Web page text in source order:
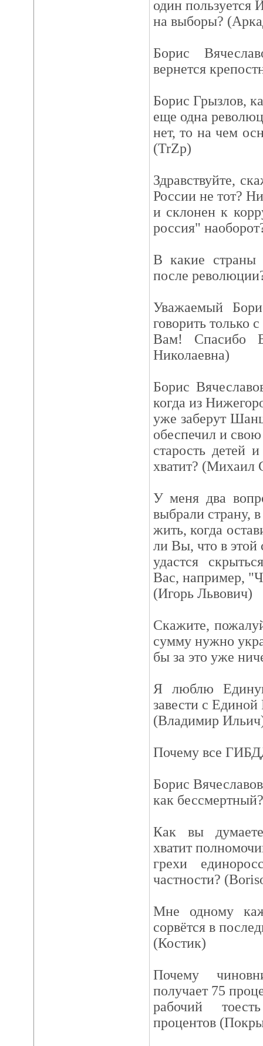
один пользуется
на выборы?
Борис
вернется
Борис Грызлов,
еще одна
нет, то на чем
(TrZp)
Здравствуйте,
России не тот?
и склонен к
россия"
В какие страны
после
Уважаемый
говорить только
Вам! Спасибо
Николаевна)
Борис
когда из
уже заберут
обеспечил и свою
старость детей
хватит? (Михаил
У меня два
выбрали страну,
жить, когда
ли Вы, что в этой
удастся
Вас, например,
(Игорь Львович)
Скажите,
сумму нужно
бы за это уже
Я люблю
завести с Единой
(Владимир
Почему все
Борис
как
Как вы
хватит
грехи
частности?
Мне одному
сорвётся в
(Костик)
Почему
получает 75
рабочий
процентов